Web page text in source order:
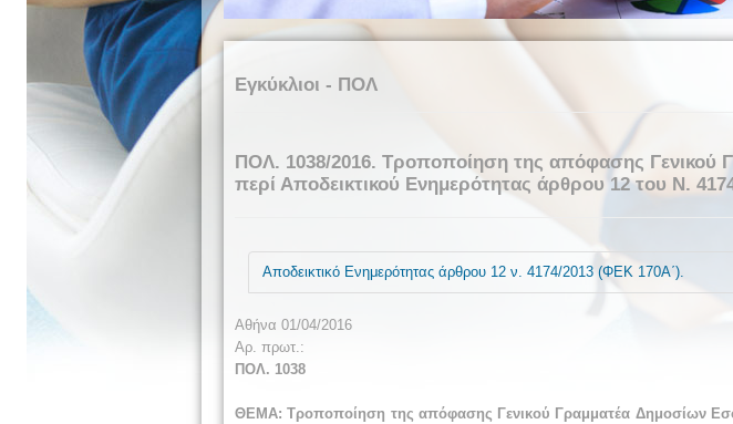
Εγκύκλιοι - ΠΟΛ
ΠΟΛ. 1038/2016. Τροποποίηση της απόφασης Γενικού
περί Αποδεικτικού Ενημερότητας άρθρου 12 του Ν.
Αποδεικτικό Ενημερότητας άρθρου 12 ν. 4174/2013 (ΦΕΚ 170Α΄).
Αθήνα 01/04/2016
Αρ. πρωτ.:
ΠΟΛ. 1038
ΘΕΜΑ: Τροποποίηση της απόφασης Γενικού Γραμματέα Δημοσίων